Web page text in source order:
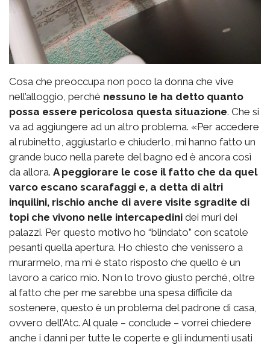
Cosa che preoccupa non poco la donna che vive
nell’alloggio, perché nessuno le ha detto quanto
possa essere pericolosa questa situazione. Che si
va ad aggiungere ad un altro problema. «Per accedere
al rubinetto, aggiustarlo e chiuderlo, mi hanno fatto un
grande buco nella parete del bagno ed è ancora così
da allora. A peggiorare le cose il fatto che da quel
varco escano scarafaggi e, a detta di altri
inquilini, rischio anche di avere visite sgradite di
topi che vivono nelle intercapedini dei muri dei
palazzi. Per questo motivo ho “blindato” con scatole
pesanti quella apertura. Ho chiesto che venissero a
murarmelo, ma mi è stato risposto che quello è un
lavoro a carico mio. Non lo trovo giusto perché, oltre
al fatto che per me sarebbe una spesa difficile da
sostenere, questo è un problema del padrone di casa,
ovvero dell’Atc. Al quale – conclude – vorrei chiedere
anche i danni per tutte le coperte e gli indumenti usati